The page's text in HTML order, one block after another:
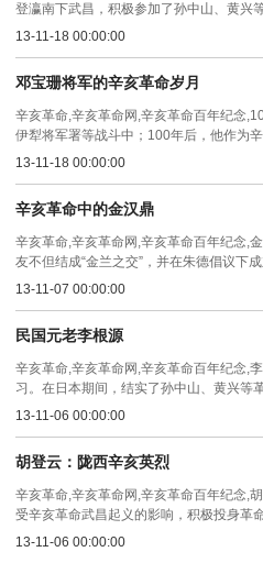
登瀛南下武昌，积极参加了孙中山、黄兴
13-11-18 00:00:00
邓宝珊将军的辛亥革命岁月
辛亥革命,辛亥革命网,辛亥革命百年纪念
伊犁将军署等战斗中；100年后，他作为
13-11-18 00:00:00
辛亥革命中的金汉鼎
辛亥革命,辛亥革命网,辛亥革命百年纪念,
友不但结成“金兰之交”，并在朱德倡议下
13-11-07 00:00:00
民国元老李根源
辛亥革命,辛亥革命网,辛亥革命百年纪念,
习。在日本期间，结实了孙中山、黄兴等
13-11-06 00:00:00
胡登云：陇西辛亥英烈
辛亥革命,辛亥革命网,辛亥革命百年纪念,
受辛亥革命武昌起义的影响，积极投身革
13-11-06 00:00:00